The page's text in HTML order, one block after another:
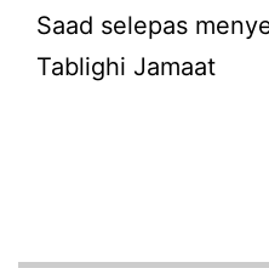
Saad selepas
Tablighi Jamaat